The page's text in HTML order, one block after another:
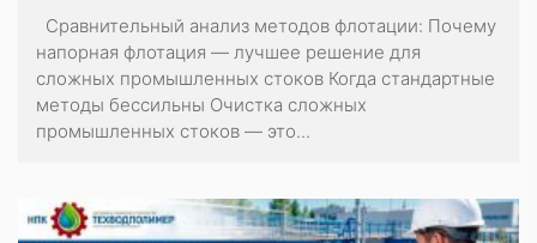
Сравнительный анализ методов флотации: Почему
напорная флотация — лучшее решение для
сложных промышленных стоков Когда стандартные
методы бессильны Очистка сложных
промышленных стоков — это...